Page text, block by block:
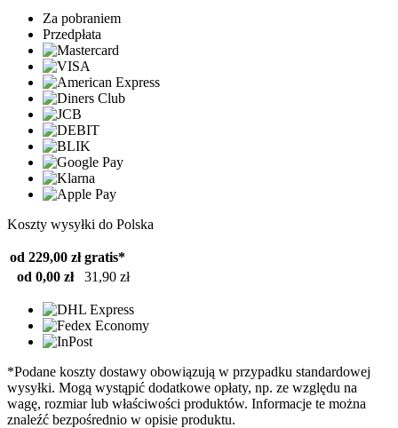
Za pobraniem
Przedpłata
Koszty wysyłki do Polska
od 229,00 zł gratis*
od 0,00 zł
31,90 zł
*Podane koszty dostawy obowiązują w przypadku standardowej
wysyłki. Mogą wystąpić dodatkowe opłaty, np. ze względu na
wagę, rozmiar lub właściwości produktów. Informacje te można
znaleźć bezpośrednio w opisie produktu.